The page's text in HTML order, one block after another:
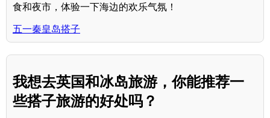
食和夜市，体验一下海边的欢乐气氛！
五一秦皇岛搭子
我想去英国和冰岛旅游，你能推荐一
些搭子旅游的好处吗？